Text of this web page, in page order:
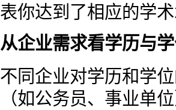
表你达到了相应的学
从企业需求看学历与
不同企业对学历和学
（如公务员、事业单